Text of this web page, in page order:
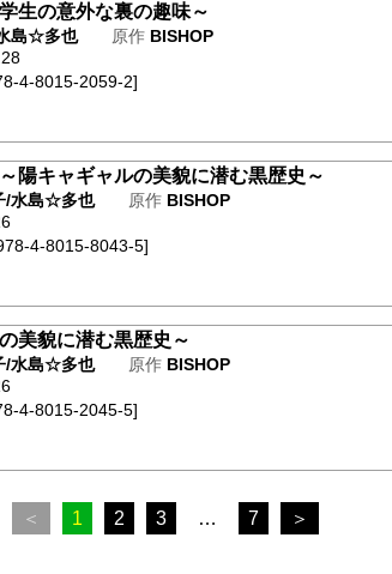
生の意外な裏の趣味～
島☆多也 原作 BISHOP
4-8015-2059-2]
陽キャギャルの美貌に潜む黒歴史～
/水島☆多也 原作 BISHOP
4-8015-8043-5]
美貌に潜む黒歴史～
/水島☆多也 原作 BISHOP
4-8015-2045-5]
＜ 1 2 3 … 7 ＞